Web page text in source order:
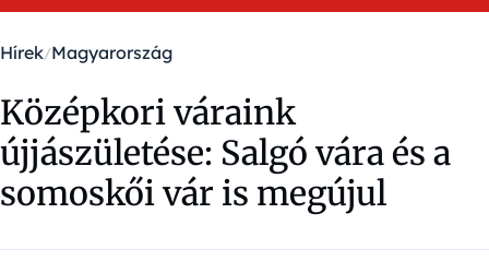
Hírek Magyarország
Középkori váraink
újjászületése: Salgó vára és a
somoskői vár is megújul